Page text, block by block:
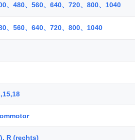
、480、560、640、720、800、1040
、560、640、720、800、1040
R (rechts)